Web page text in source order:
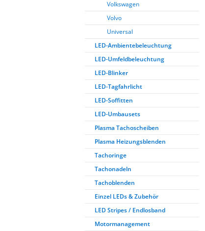
Volkswagen
Volvo
Universal
LED-Ambientebeleuchtung
LED-Umfeldbeleuchtung
LED-Blinker
LED-Tagfahrlicht
LED-Soffitten
LED-Umbausets
Plasma Tachoscheiben
Plasma Heizungsblenden
Tachoringe
Tachonadeln
Tachoblenden
Einzel LEDs & Zubehör
LED Stripes / Endlosband
Motormanagement